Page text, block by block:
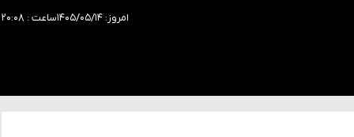
امروز: ۱۴۰۵/۰۵/۱۴ ساعت : ۲۰:۰۸